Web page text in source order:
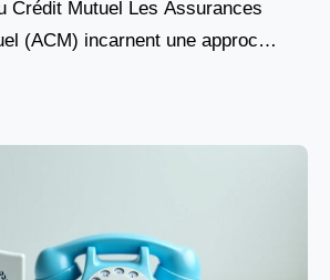
Crédit Mutuel Les Assurances
(ACM) incarnent une approche